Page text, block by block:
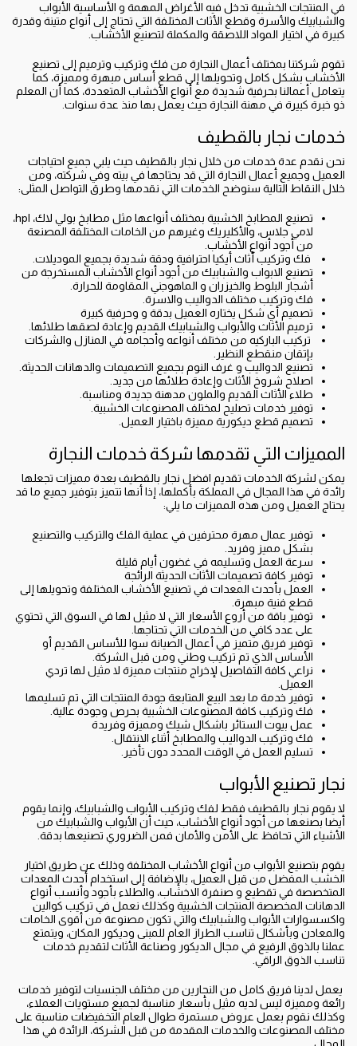
في المنتجات الخشبية تدخل فيه الأغراض المهمة و الأساسية الأبواب
والشبابيك والأسرة وقطع الأثاث المختلفة التي تحتاج إلى أنواع متينة وقدرة
كبيرة في اختيار المواد اللاصقة والمكملة لتصنيع الأخشاب. ‏
تقوم شركتنا بمختلف أعمال النجارة من فك وتركيب وترميم إلى تصنيع
الأخشاب بشكل كامل وتحويلها إلى قطع أساس مبهرة ومميزة، كما
يتعامل أعمالنا بحرفية شديدة مع أنواع الأخشاب المتعددة، كما أن المعلم
ذو خبرة كبيرة في مهنة النجارة حيث يعمل بها منذ عدة سنوات.
خدمات نجار بالقطيف
‏نحن نقدم عدة خدمات من خلال نجار بالقطيف حيث يلبي جميع احتياجات
العميل وجميع أعمال النجارة التي قد يحتاجها في بيته وفي شركته، ومن
خلال النقاط التالية سنوضح الخدمات التي نقدمها وطرق التواصل المثلى:
‏تصنيع المطابخ الخشبية بمختلف أنواعها مثل مطابخ بولي لاك، hpl،
لامي جلاس، والأكليريك وغيرهم من الخامات المختلفة المصنعة
من أجود أنواع الأخشاب.
‏ فك وتركيب أثاث أيكيا احترافية ودقة شديدة بجميع الموديلات.
‏تصنيع الابواب والشبابيك من أجود أنواع الأخشاب المستخرجة من
أشجار البلوط والخيزران و الماهوجني المقاومة للحرارة.
‏فك وتركيب مختلف الدواليب والاسرة.
‏تصميم أي شكل يختاره العميل بدقة و وحرفية كبيرة
‏ترميم الأثاث والأبواب والشبابيك القديم وإعادة لصقها طلائها.
‏ تركيب الباركيه من مختلف أنواعه وأحجامه في المنازل والشركات
بإتقان منقطع النظير.
‏تصنيع الدواليب و غرف النوم بجميع التصميمات والدهانات الحديثة.
‏اصلاح شروخ الأثاث وإعادة طلائها من جديد.
طلاء الأثاث القديم والملون مدهنة جديدة ومناسبة.
‏توفير خدمات تصليح لمختلف المصنوعات الخشبية.
‏تصميم قطع ديكورية مميزة باختيار العميل.
‏المميزات التي تقدمها شركة خدمات النجارة
يمكن لشركة الخدمات تقديم افضل نجار بالقطيف بعدة مميزات تجعلها
رائدة في هذا المجال في المملكة بأكملها، إذا أنها تتميز بتوفير جميع ما قد
يحتاج العميل ومن هذه المميزات ما يلي:
‏توفير عمال مهرة محترفين في عملية الفك والتركيب والتصنيع
بشكل مميز وفريد.
‏سرعة العمل وتسليمه في غضون أيام قليلة
‏توفير كافة تصميمات الأثاث الحديثة الرائجة
‏العمل بأحدث المعدات في تصنيع الأخشاب المختلفة وتحويلها إلى
قطع فنية مبهرة.
‏توفير باقة من أروع الأسعار التي لا مثيل لها في السوق التي تحتوي
على عدد كافي من الخدمات التي تحتاجها.
‏توفير فريق متميز في أعمال الصيانة سوا للأساس القديم أو
الأساس الذي تم تركيب وطني ومن قبل الشركة.
‏نراعي كافة التفاصيل لإخراج منتجات مميزة لا مثيل لها تردي
العميل.
‏توفير خدمة ما بعد البيع المتابعة جودة المنتجات التي تم تسليمها
‏فك وتركيب كافة المصنوعات الخشبية بحرص وجودة عالية.
‏عمل بيوت الستائر باشكال شيك ومميزة وفريدة
‏فك وتركيب الدواليب والمطابخ أثناء الانتقال.
‏تسليم العمل في الوقت المحدد دون تأخير.
‏نجار تصنيع الأبواب
‏لا يقوم نجار بالقطيف فقط لفك وتركيب الأبواب والشبابيك، وإنما يقوم
أيضا بصنعها من أجود أنواع الأخشاب، حيث أن الأبواب والشبابيك من
الأشياء التي تحافظ على الأمن والأمان فمن الضروري تصنيعها بدقة. ‏
يقوم بتصنيع الأبواب من أنواع الأخشاب المختلفة وذلك عن طريق اختيار
الخشب المفضل من قبل العميل، بالإضافة إلى استخدام أحدث المعدات
المتخصصة في تقطيع و صنفرة الاخشاب، والطلاء بأجود وأنسب أنواع
الدهانات المخصصة المنتجات الخشبية ‏وكذلك نعمل في تركيب كوالين
واكسسوارات الأبواب والشبابيك والتي تكون مصنوعة من أقوى الخامات
والمعادن وبأشكال تناسب الطراز العام للمبنى وديكور المكان، ويتمتع
عملنا بالذوق الرفيع في مجال الديكور وصناعة الأثاث لتقديم خدمات
تناسب الذوق الراقي.
‏يعمل لدينا فريق كامل من النجارين من مختلف الجنسيات لتوفير خدمات
رائعة ومميزة ليس لديه مثيل بأسعار مناسبة لجميع مستويات العملاء،
وكذلك نقوم بعمل عروض مستمرة طوال العام التخفيضات مناسبة على
مختلف المصنوعات والخدمات المقدمة من قبل الشركة، الرائدة في هذا